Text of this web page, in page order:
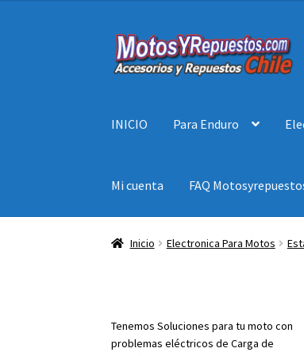
Ir
a
Ir
al
INICIO Para Enduro
Mi cuenta FAQ
Inicio Electronica Para Motos
Tenemos Soluciones para tu moto con
problemas eléctricos de Carga de